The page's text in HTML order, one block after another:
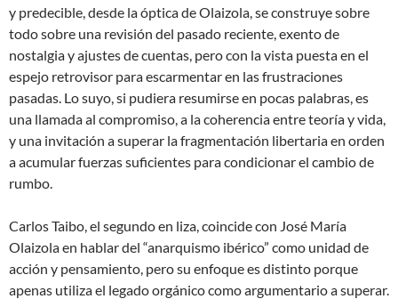
y predecible, desde la óptica de Olaizola, se construye sobre
todo sobre una revisión del pasado reciente, exento de
nostalgia y ajustes de cuentas, pero con la vista puesta en el
espejo retrovisor para escarmentar en las frustraciones
pasadas. Lo suyo, si pudiera resumirse en pocas palabras, es
una llamada al compromiso, a la coherencia entre teoría y vida,
y una invitación a superar la fragmentación libertaria en orden
a acumular fuerzas suficientes para condicionar el cambio de
rumbo.
Carlos Taibo, el segundo en liza, coincide con José María
Olaizola en hablar del “anarquismo ibérico” como unidad de
acción y pensamiento, pero su enfoque es distinto porque
apenas utiliza el legado orgánico como argumentario a superar.